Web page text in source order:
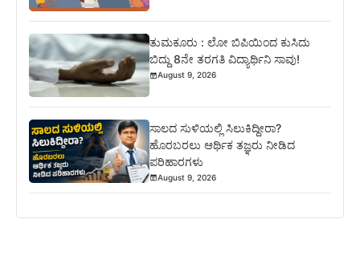
ತುಮಕೂರು : ಲೋ ಬಿಪಿಯಿಂದ ಕುಸಿದು
ಬಿದ್ದು 8ನೇ ತರಗತಿ ವಿದ್ಯಾರ್ಥಿನಿ ಸಾವು!
August 9, 2026
ಸಾಲದ ಸುಳಿಯಲ್ಲಿ ಸಿಲುಕಿದ್ದೀರಾ?
ಹೊರಬರಲು ಆರ್ಥಿಕ ತಜ್ಞರು ನೀಡಿದ
ಪರಿಹಾರಗಳು
August 9, 2026